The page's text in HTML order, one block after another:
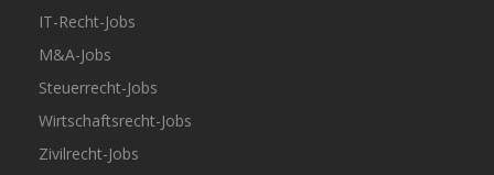
IT-Recht-Jobs
M&A-Jobs
Steuerrecht-Jobs
Wirtschaftsrecht-Jobs
Zivilrecht-Jobs